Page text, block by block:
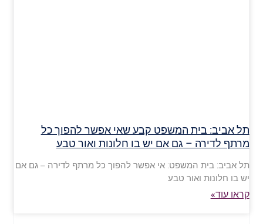
תל אביב: בית המשפט קבע שאי אפשר להפוך כל
מרתף לדירה – גם אם יש בו חלונות ואור טבע
תל אביב: בית המשפט: אי אפשר להפוך כל מרתף לדירה – גם אם
יש בו חלונות ואור טבע
קראו עוד»